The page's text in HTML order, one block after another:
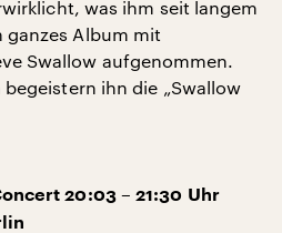
was ihm seit langem
ganzes Album mit
Swallow aufgenommen.
ihn die „Swallow
20:03 – 21:30 Uhr